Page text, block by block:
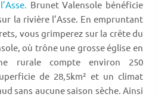
Brunet Valensole bénéficie
la rivière l’Asse. En empruntant
vous grimperez sur la crête du
où trône une grosse église en
rurale compte environ 250
de 28,5km² et un climat
sans aucune saison sèche. Ainsi